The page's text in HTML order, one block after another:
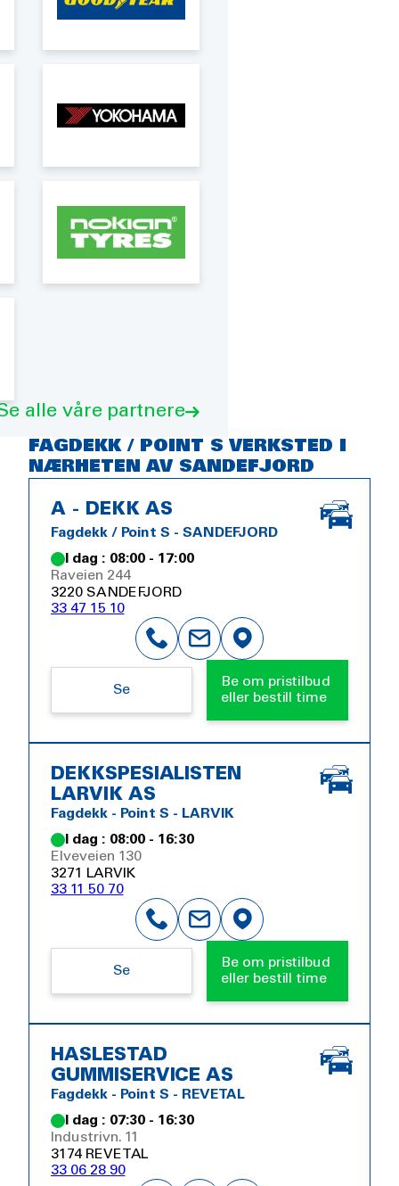
alle våre partnere
FAGDEKK / POINT S VERKSTED I
NÆRHETEN AV SANDEFJORD
A - DEKK AS
Fagdekk / Point S - SANDEFJORD
I dag : 08:00 - 17:00
Raveien 244
3220 SANDEFJORD
33 47 15 10
Se
Be om pristilbud
eller bestill time
DEKKSPESIALISTEN
LARVIK AS
Fagdekk - Point S - LARVIK
I dag : 08:00 - 16:30
Elveveien 130
3271 LARVIK
33 11 50 70
Se
Be om pristilbud
eller bestill time
HASLESTAD
GUMMISERVICE AS
Fagdekk - Point S - REVETAL
I dag : 07:30 - 16:30
Industrivn. 11
3174 REVETAL
33 06 28 90